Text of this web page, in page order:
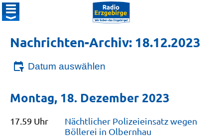
Nachrichten-Archiv: 18.12.2023
Datum auswählen
Montag, 18. Dezember 2023
17.59 Uhr
Nächtlicher Polizeieinsatz wegen
Böllerei in Olbernhau